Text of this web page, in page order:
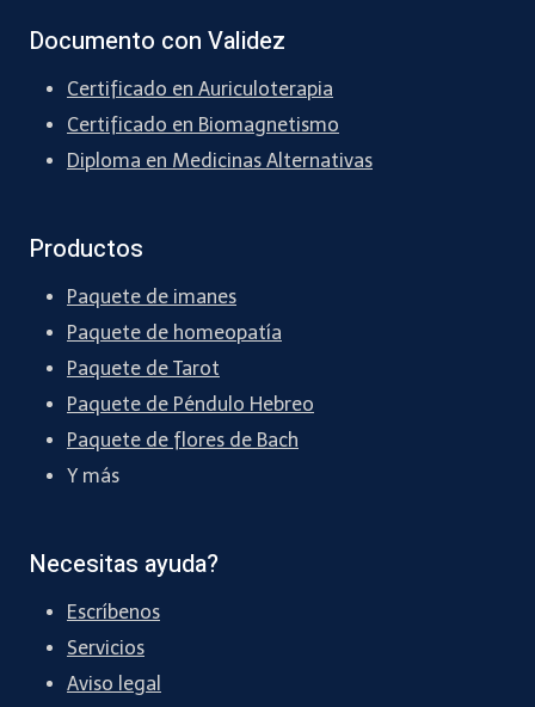
Documento con Validez
Certificado en Auriculoterapia
Certificado en Biomagnetismo
Diploma en Medicinas Alternativas
Productos
Paquete de imanes
Paquete de homeopatía
Paquete de Tarot
Paquete de Péndulo Hebreo
Paquete de flores de Bach
Y más
Necesitas ayuda?
Escríbenos
Servicios
Aviso legal